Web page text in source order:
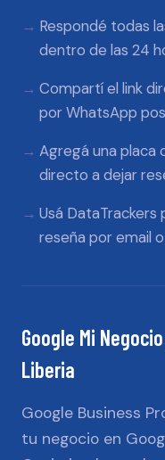
Respondé todas
dentro de las 24
Compartí el link
por WhatsApp
Agregá una placa
directo a dejar
Usá
reseña por email o
Google Mi Negocio
Liberia
Google Business
tu negocio en